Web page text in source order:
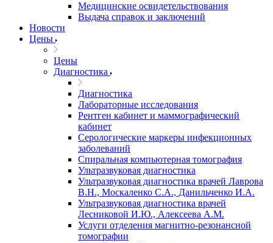
Медицинские освидетельствования
Выдача справок и заключений
Новости
Цены
Цены
Диагностика
Диагностика
Лабораторные исследования
Рентген кабинет и маммографический
кабинет
Серологические маркеры инфекционных
заболеваний
Спиральная компьютерная томография
Ультразвуковая диагностика
Ультразвуковая диагностика врачей Лаврова
В.Н., Москаленко С.А., Данильченко И.А.
Ультразвуковая диагностика врачей
Лесниковой И.Ю., Алексеева А.М.
Услуги отделения магнитно-резонансной
томографии